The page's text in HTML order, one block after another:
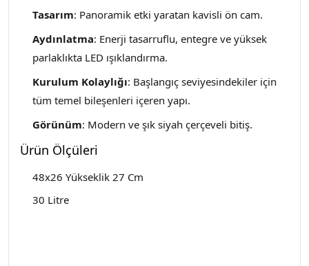
Tasarım: Panoramik etki yaratan kavisli ön cam.
Aydınlatma: Enerji tasarruflu, entegre ve yüksek
parlaklıkta LED ışıklandırma.
Kurulum Kolaylığı: Başlangıç seviyesindekiler için
tüm temel bileşenleri içeren yapı.
Görünüm: Modern ve şık siyah çerçeveli bitiş.
Ürün Ölçüleri
48x26 Yükseklik 27 Cm
30 Litre